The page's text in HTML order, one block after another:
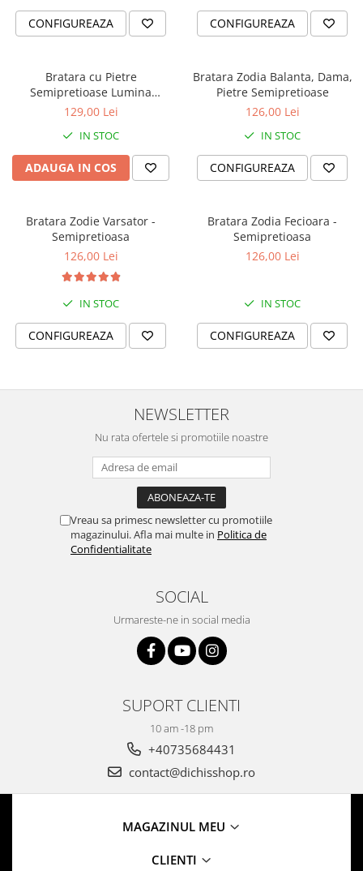
CONFIGUREAZA CONFIGUREAZA
Bratara cu Pietre
Semipretioase Lumina
Sufletului
129,00 Lei
IN STOC
ADAUGA IN COS
Bratara Zodia Balanta, Dama,
Pietre Semipretioase
126,00 Lei
IN STOC
CONFIGUREAZA
Bratara Zodie Varsator -
Semipretioasa
126,00 Lei
IN STOC
CONFIGUREAZA
Bratara Zodia Fecioara -
Semipretioasa
126,00 Lei
IN STOC
CONFIGUREAZA
NEWSLETTER
Nu rata ofertele si promotiile noastre
Vreau sa primesc newsletter cu promotiile
magazinului. Afla mai multe in Politica de
Confidentialitate
SOCIAL
Urmareste-ne in social media
SUPORT CLIENTI
10 am -18 pm
+40735684431
contact@dichisshop.ro
MAGAZINUL MEU
CLIENTI